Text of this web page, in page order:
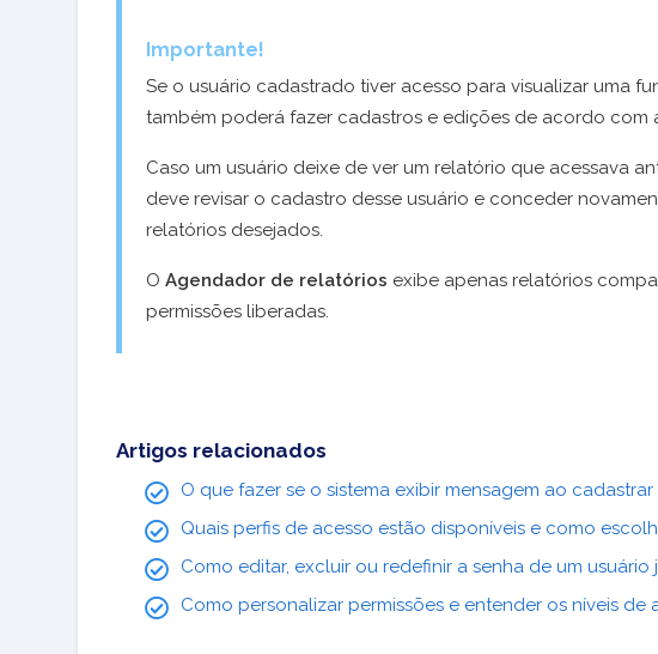
Importante!
Se o usuário cadastrado tiver acesso para visualizar uma
também poderá fazer cadastros e edições de acordo com
Caso um usuário deixe de ver um relatório que acessava
deve revisar o cadastro desse usuário e conceder
relatórios desejados.
O Agendador de relatórios exibe apenas relatórios
permissões liberadas.
Artigos relacionados
O que fazer se o sistema exibir mensagem ao
Quais perfis de acesso estão disponíveis e como
Como editar, excluir ou redefinir a senha de um usuário
Como personalizar permissões e entender os níveis de